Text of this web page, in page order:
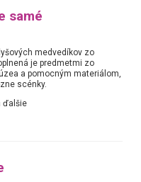
samé
medvedíkov zo
je predmetmi zo
a pomocným materiálom,
scénky.
ďalšie